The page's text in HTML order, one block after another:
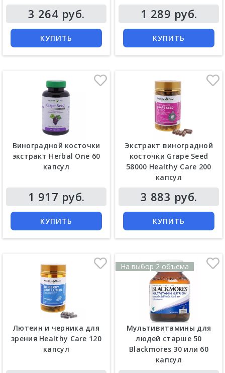
3 264 руб.
КУПИТЬ
1 289 руб.
КУПИТЬ
Виноградной косточки
экстракт Herbal One 60
капсул
1 917 руб.
КУПИТЬ
Экстракт виноградной
косточки Grape Seed
58000 Healthy Care 200
капсул
3 883 руб.
КУПИТЬ
Лютеин и черника для
зрения Healthy Care 120
капсул
На выбор 2 объема
Мультивитамины для
людей старше 50
Blackmores 30 или 60
капсул